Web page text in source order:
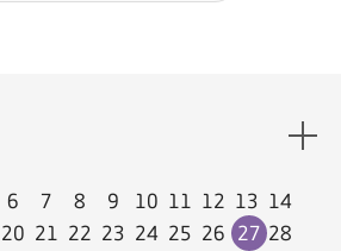
6 7 8 9 10 11 12 13 14
20 21 22 23 24 25 26 27 28